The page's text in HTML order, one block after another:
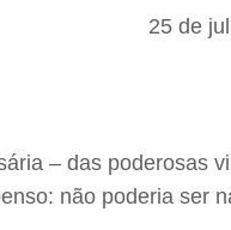
25 de
– das poderosas
não poderia